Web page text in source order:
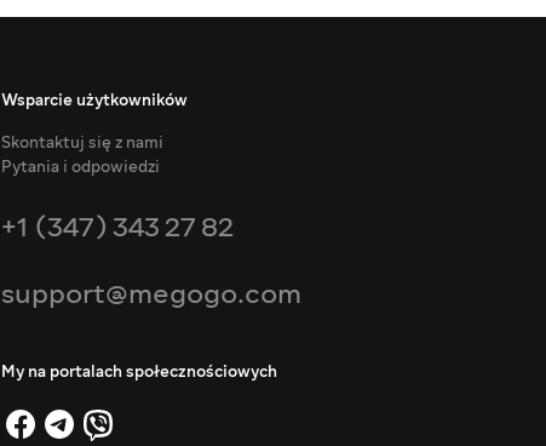
Wsparcie użytkowników
Skontaktuj się z nami
Pytania i odpowiedzi
+1 (347) 343 27 82
support@megogo.com
My na portalach społecznościowych